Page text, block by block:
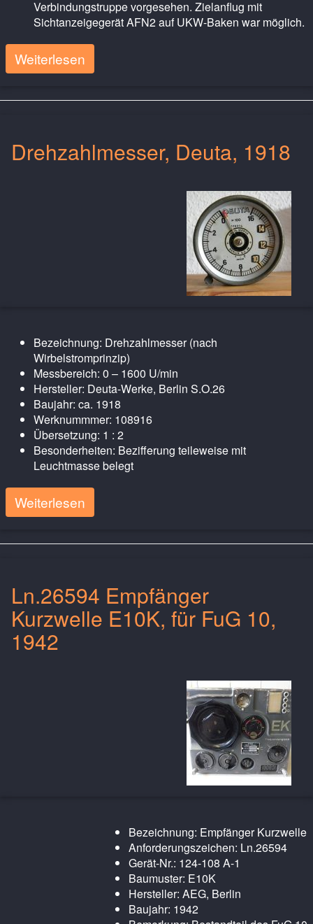
Verbindungstruppe vorgesehen. Zielanflug mit
Sichtanzeigegerät AFN2 auf UKW-Baken war möglich.
Weiterlesen
Drehzahlmesser, Deuta, 1918
Bezeichnung: Drehzahlmesser (nach
Wirbelstromprinzip)
Messbereich: 0 – 1600 U/min
Hersteller: Deuta-Werke, Berlin S.O.26
Baujahr: ca. 1918
Werknummmer: 108916
Übersetzung: 1 : 2
Besonderheiten: Bezifferung teileweise mit
Leuchtmasse belegt
Weiterlesen
Ln.26594 Empfänger
Kurzwelle E10K, für FuG 10,
1942
Bezeichnung: Empfänger Kurzwelle
Anforderungszeichen: Ln.26594
Gerät-Nr.: 124-108 A-1
Baumuster: E10K
Hersteller: AEG, Berlin
Baujahr: 1942